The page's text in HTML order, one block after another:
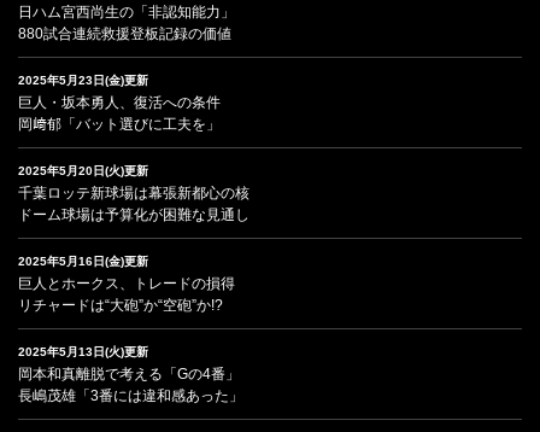
日ハム宮西尚生の「非認知能力」
880試合連続救援登板記録の価値
2025年5月23日(金)更新
巨人・坂本勇人、復活への条件
岡﨑郁「バット選びに工夫を」
2025年5月20日(火)更新
千葉ロッテ新球場は幕張新都心の核
ドーム球場は予算化が困難な見通し
2025年5月16日(金)更新
巨人とホークス、トレードの損得
リチャードは“大砲”か“空砲”か!?
2025年5月13日(火)更新
岡本和真離脱で考える「Gの4番」
長嶋茂雄「3番には違和感あった」